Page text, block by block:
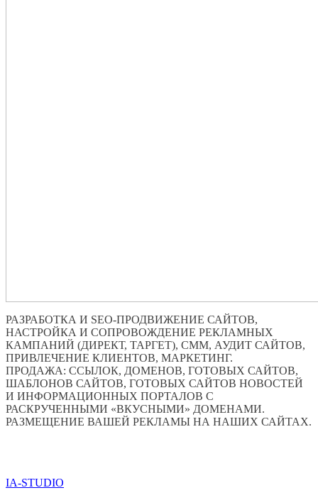
РАЗРАБОТКА И SEO-ПРОДВИЖЕНИЕ САЙТОВ,
НАСТРОЙКА И СОПРОВОЖДЕНИЕ РЕКЛАМНЫХ
КАМПАНИЙ (ДИРЕКТ, ТАРГЕТ), СММ, АУДИТ САЙТОВ,
ПРИВЛЕЧЕНИЕ КЛИЕНТОВ, МАРКЕТИНГ.
ПРОДАЖА: ССЫЛОК, ДОМЕНОВ, ГОТОВЫХ САЙТОВ,
ШАБЛОНОВ САЙТОВ, ГОТОВЫХ САЙТОВ НОВОСТЕЙ
И ИНФОРМАЦИОННЫХ ПОРТАЛОВ С
РАСКРУЧЕННЫМИ «ВКУСНЫМИ» ДОМЕНАМИ.
РАЗМЕЩЕНИЕ ВАШЕЙ РЕКЛАМЫ НА НАШИХ САЙТАХ.
IA-STUDIO